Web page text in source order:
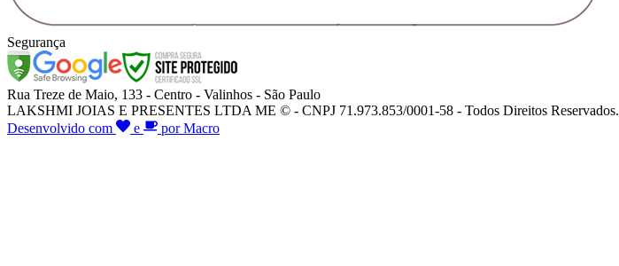
Segurança
Rua Treze de Maio, 133 - Centro - Valinhos - São Paulo
LAKSHMI JOIAS E PRESENTES LTDA ME © - CNPJ 71.973.853/0001-58 - Todos Direitos Reservados.
Desenvolvido com
e por Macro